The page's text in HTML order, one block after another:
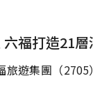
福打造21
遊集團（